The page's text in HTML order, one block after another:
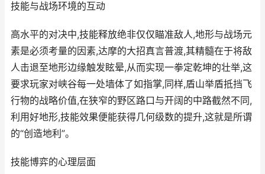
技能与战场环境的互动
高水平的对决中,技能释放绝非仅仅瞄准敌人,地形与战场元
素是必须考量的因素,达摩的大招真言普渡,其精髓在于将敌
人击退至地形边缘触发眩晕,从而实现一拳定乾坤的壮举,这
要求玩家对峡谷每一处墙体了如指掌,同样,盾山举盾抵挡飞
行物的战略价值,在狭窄的野区路口与开阔的中路截然不同,
利用好地形,技能效果便能获得几何级数的提升,这就是所谓
的“创造地利”。
技能博弈的心理层面